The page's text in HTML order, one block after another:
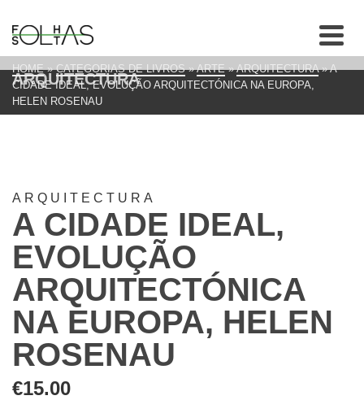
ARQUITECTURA
HOME » CATEGORIAS DE LIVROS » ARTE » ARQUITECTURA » A
CIDADE IDEAL, EVOLUÇÃO ARQUITECTÓNICA NA EUROPA,
HELEN ROSENAU
ARQUITECTURA
A CIDADE IDEAL,
EVOLUÇÃO
ARQUITECTÓNICA
NA EUROPA, HELEN
ROSENAU
€15.00